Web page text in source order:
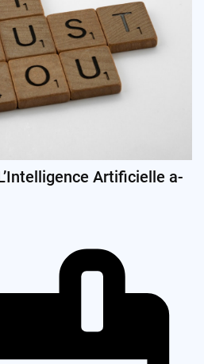
Artificielle a-